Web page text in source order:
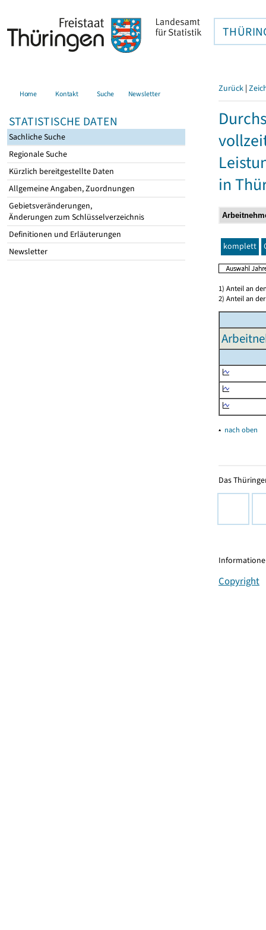
Home Kontakt Suche Newsletter
STATISTISCHE DATEN
Sachliche Suche
Regionale Suche
Kürzlich bereitgestellte Daten
Allgemeine Angaben, Zuordnungen
Gebietsveränderungen,
Änderungen zum Schlüsselverzeichnis
Definitionen und Erläuterungen
Newsletter
Zurück |
in
komplett
1) Anteil an
2) Anteil an
▴ nach oben
Das
Copyright